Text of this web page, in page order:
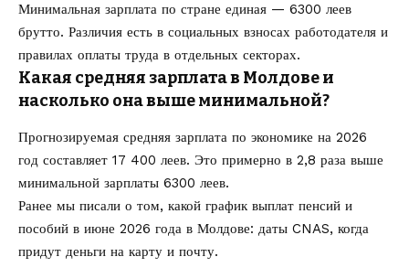
Минимальная зарплата по стране единая — 6300 леев
брутто. Различия есть в социальных взносах работодателя и
правилах оплаты труда в отдельных секторах.
Какая средняя зарплата в Молдове и
насколько она выше минимальной?
Прогнозируемая средняя зарплата по экономике на 2026
год составляет 17 400 леев. Это примерно в 2,8 раза выше
минимальной зарплаты 6300 леев.
Ранее мы писали о том, какой график выплат пенсий и
пособий в июне 2026 года в Молдове: даты CNAS, когда
придут деньги на карту и почту.